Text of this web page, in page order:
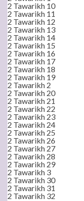
2 Tawarikh 10
2 Tawarikh 11
2 Tawarikh 12
2 Tawarikh 13
2 Tawarikh 14
2 Tawarikh 15
2 Tawarikh 16
2 Tawarikh 17
2 Tawarikh 18
2 Tawarikh 19
2 Tawarikh 2
2 Tawarikh 20
2 Tawarikh 21
2 Tawarikh 22
2 Tawarikh 23
2 Tawarikh 24
2 Tawarikh 25
2 Tawarikh 26
2 Tawarikh 27
2 Tawarikh 28
2 Tawarikh 29
2 Tawarikh 3
2 Tawarikh 30
2 Tawarikh 31
2 Tawarikh 32